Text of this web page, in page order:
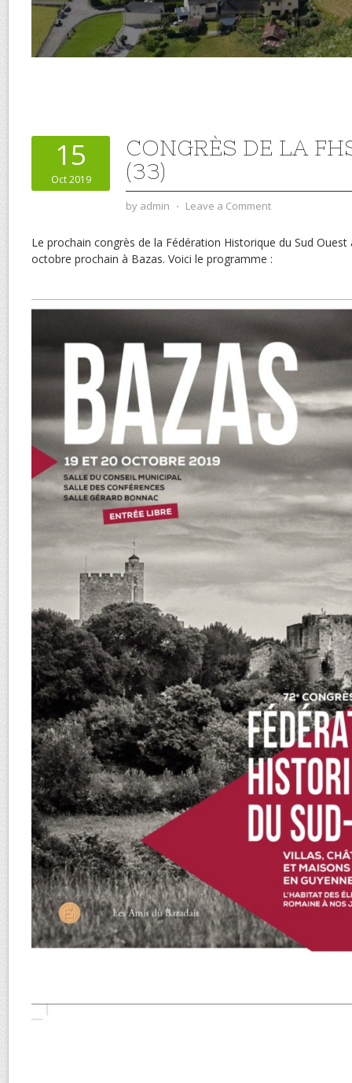
15
Oct 2019
CONGRÈS DE LA
(33)
by admin ⋅ Leave a Comment
Le prochain congrès de la Fédération Historique du Sud
octobre prochain à Bazas. Voici le programme :